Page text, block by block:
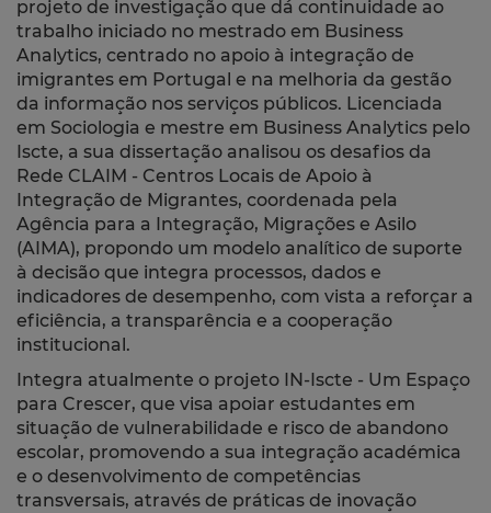
projeto de investigação que dá continuidade ao
trabalho iniciado no mestrado em Business
Analytics, centrado no apoio à integração de
imigrantes em Portugal e na melhoria da gestão
da informação nos serviços públicos. Licenciada
em Sociologia e mestre em Business Analytics pelo
Iscte, a sua dissertação analisou os desafios da
Rede CLAIM - Centros Locais de Apoio à
Integração de Migrantes, coordenada pela
Agência para a Integração, Migrações e Asilo
(AIMA), propondo um modelo analítico de suporte
à decisão que integra processos, dados e
indicadores de desempenho, com vista a reforçar a
eficiência, a transparência e a cooperação
institucional.
Integra atualmente o projeto IN-Iscte - Um Espaço
para Crescer, que visa apoiar estudantes em
situação de vulnerabilidade e risco de abandono
escolar, promovendo a sua integração académica
e o desenvolvimento de competências
transversais, através de práticas de inovação